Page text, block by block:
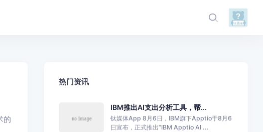
的
热门资讯
IBM推出AI支出分析工具，帮...
钛媒体App 8月6日，IBM旗下Apptio于8月6
日宣布，正式推出“IBM Apptio AI ...